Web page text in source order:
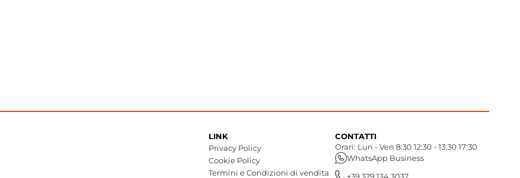
LINK
Privacy Policy
Cookie Policy
Termini e Condizioni di vendita
CONTATTI
Orari: Lun - Ven 8:30 12:30 - 13:30 17:30
WhatsApp Business
+39 329 134 3037